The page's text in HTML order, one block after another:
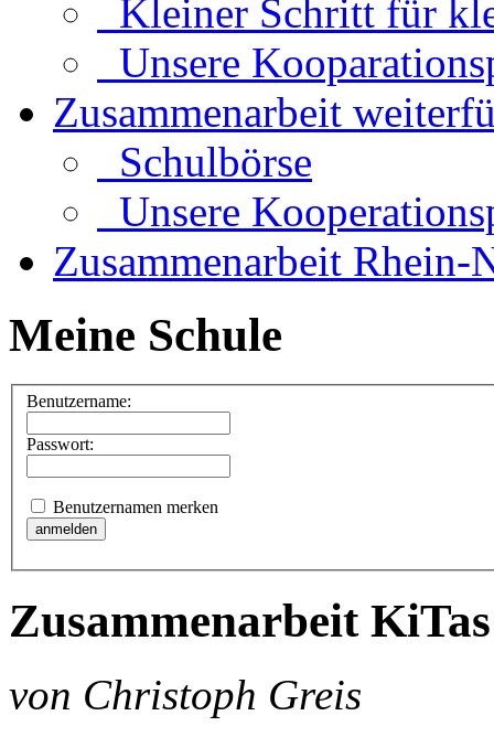
Kleiner Schritt für
Unsere
Zusammenarbeit
Schulbörse
Unsere
Zusammenarbeit Rhein-
Meine Schule
Benutzername:
Passwort:
Benutzernamen merken
Zusammenarbeit KiTas
von Christoph Greis